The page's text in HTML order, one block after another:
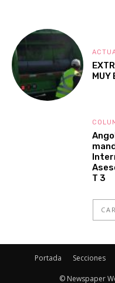
MUY
T 3
Portada Secciones
© Newspaper